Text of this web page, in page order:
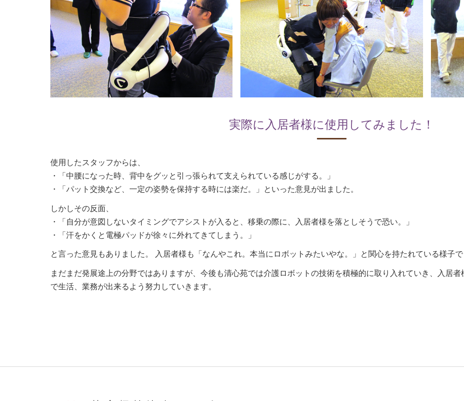
実際に入居者様に使用してみました！
使用したスタッフからは、
・「中腰になった時、背中をグッと引っ張られて支えられている感じがする。」
・「パット交換など、一定の姿勢を保持する時には楽だ。」といった意見が出ました。
しかしその反面、
・「自分が意図しないタイミングでアシストが入ると、移乗の際に、入居者様を落としそうで恐い。」
・「汗をかくと電極パッドが徐々に外れてきてしまう。」
と言った意見もありました。 入居者様も「なんやこれ。本当にロボットみたいやな。」と関心を持たれている様子で
まだまだ発展途上の分野ではありますが、今後も清心苑では介護ロボットの技術を積極的に取り入れていき、入居
で生活、業務が出来るよう努力していきます。